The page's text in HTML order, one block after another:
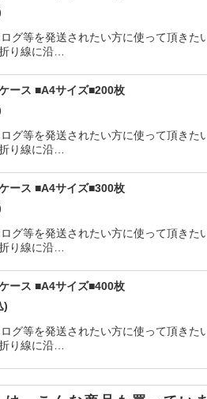
グ等を発送されたい方に使って頂き
り線に沿…
ース ■A4サイズ■200枚
グ等を発送されたい方に使って頂き
り線に沿…
ース ■A4サイズ■300枚
グ等を発送されたい方に使って頂き
り線に沿…
ース ■A4サイズ■400枚
)
グ等を発送されたい方に使って頂き
り線に沿…